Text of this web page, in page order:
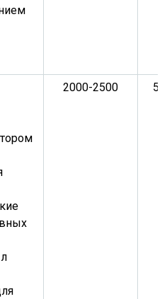
2000-2500